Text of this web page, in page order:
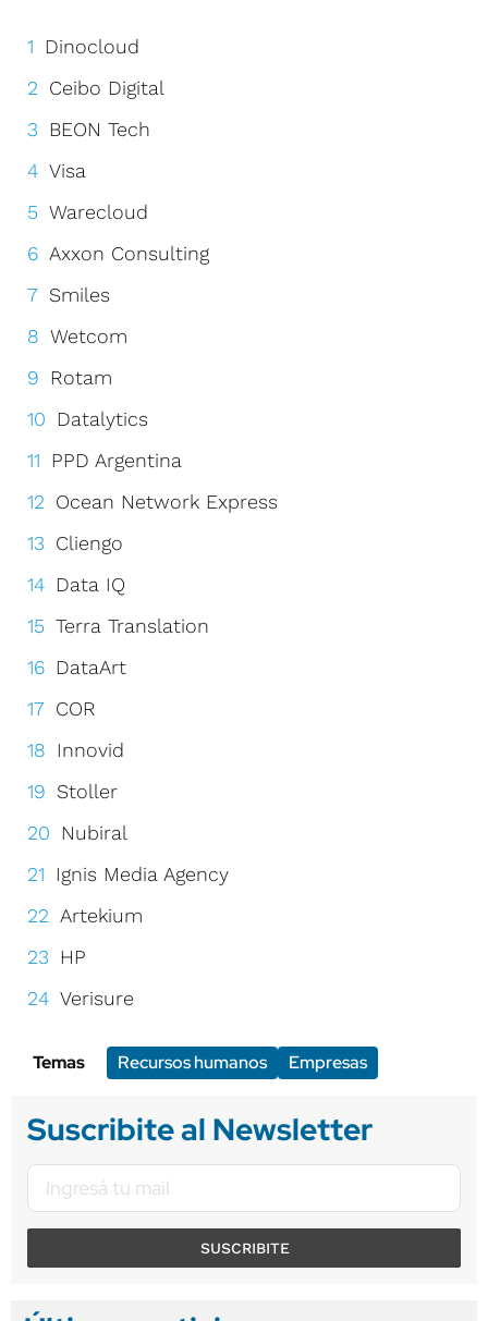
Dinocloud
Ceibo Digital
BEON Tech
Visa
Warecloud
Axxon Consulting
Smiles
Wetcom
Rotam
Datalytics
PPD Argentina
Ocean Network Express
Cliengo
Data IQ
Terra Translation
DataArt
COR
Innovid
Stoller
Nubiral
Ignis Media Agency
Artekium
HP
Verisure
Temas Recursos humanos Empresas
Suscribite al Newsletter
SUSCRIBITE